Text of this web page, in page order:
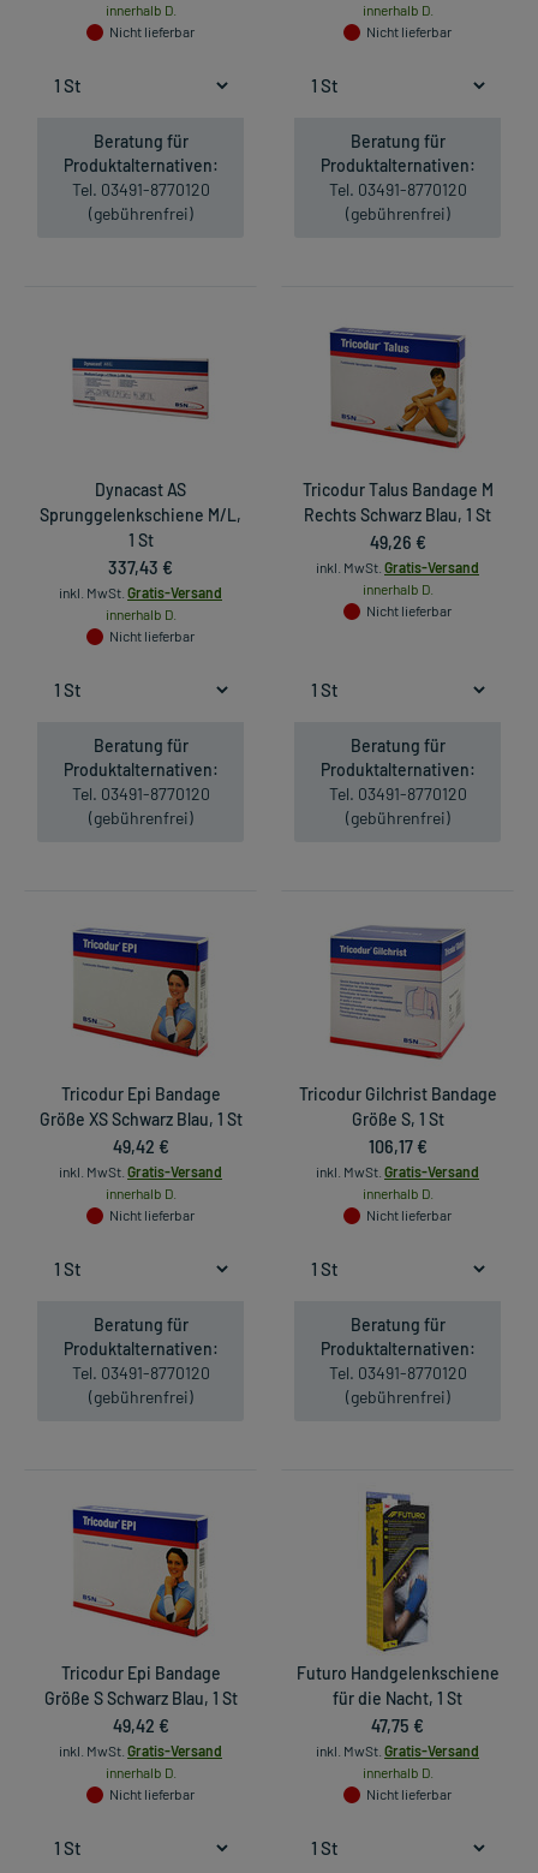
innerhalb D.
Nicht lieferbar
Beratung für
Produktalternativen:
Tel. 03491-8770120
(gebührenfrei)
innerhalb D.
Nicht lieferbar
Beratung für
Produktalternativen:
Tel. 03491-8770120
(gebührenfrei)
Dynacast AS
Sprunggelenkschiene M/L,
1 St
337,43 €
inkl. MwSt. Gratis-Versand
innerhalb D.
Nicht lieferbar
Beratung für
Produktalternativen:
Tel. 03491-8770120
(gebührenfrei)
Tricodur Talus Bandage M
Rechts Schwarz Blau, 1 St
49,26 €
inkl. MwSt. Gratis-Versand
innerhalb D.
Nicht lieferbar
Beratung für
Produktalternativen:
Tel. 03491-8770120
(gebührenfrei)
Tricodur Epi Bandage
Größe XS Schwarz Blau, 1 St
49,42 €
inkl. MwSt. Gratis-Versand
innerhalb D.
Nicht lieferbar
Beratung für
Produktalternativen:
Tel. 03491-8770120
(gebührenfrei)
Tricodur Gilchrist Bandage
Größe S, 1 St
106,17 €
inkl. MwSt. Gratis-Versand
innerhalb D.
Nicht lieferbar
Beratung für
Produktalternativen:
Tel. 03491-8770120
(gebührenfrei)
Tricodur Epi Bandage
Größe S Schwarz Blau, 1 St
49,42 €
inkl. MwSt. Gratis-Versand
innerhalb D.
Nicht lieferbar
Futuro Handgelenkschiene
für die Nacht, 1 St
47,75 €
inkl. MwSt. Gratis-Versand
innerhalb D.
Nicht lieferbar